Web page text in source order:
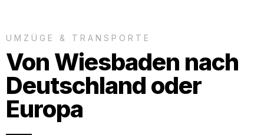
UMZÜGE & TRANSPORTE
Von Wiesbaden nach
Deutschland oder
Europa